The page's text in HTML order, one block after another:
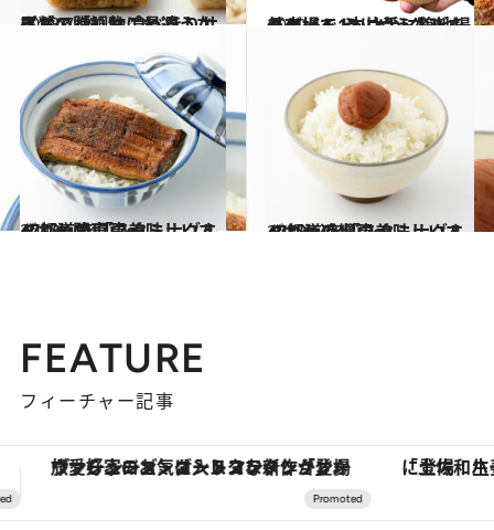
2018.7.29
尾鷲の「鯛おこわ＆うなぎおこわ」は 食べきりサイズで贈り物に最適！
グルメ 2019.6.5
バゲット1本片手に築地場外市場へ うにやうなぎをその場でトッピング！
グルメ
2018.6.14
47都道府県の美味しいすぐれもの 「スタミナグルメ」～関東篇～
グルメ 2018.6.24
47都道府県の美味しいすぐれもの 「スタミナグルメ」～近畿篇～
グルメ
FEATURE
フィーチャー記事
「土佐和ハーブかき氷」がOMO7高知に登場！生姜、山椒、大葉など目にも舌にも涼を呼ぶ郷土の味 【夏限定ディナーコース】旬を